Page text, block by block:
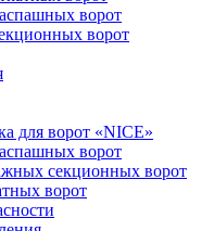
ворот
ворот
для ворот «NICE»
ворот
секционных ворот
ворот